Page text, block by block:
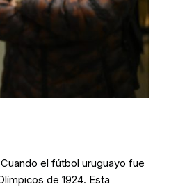
el fútbol uruguayo fue
de 1924. Esta